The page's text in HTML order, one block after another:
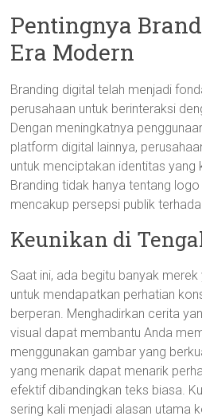
Pentingnya
Era Modern
Branding digital telah menjadi
perusahaan untuk berinteraksi
Dengan meningkatnya
platform digital lainnya,
untuk menciptakan identitas yang
Branding tidak hanya tentang
mencakup persepsi publik
Keunikan di
Saat ini, ada begitu banyak
untuk mendapatkan perhatian
berperan. Menghadirkan cerita
visual dapat membantu Anda
menggunakan gambar yang
yang menarik dapat menarik
efektif dibandingkan teks biasa.
sering kali menjadi alasan utama